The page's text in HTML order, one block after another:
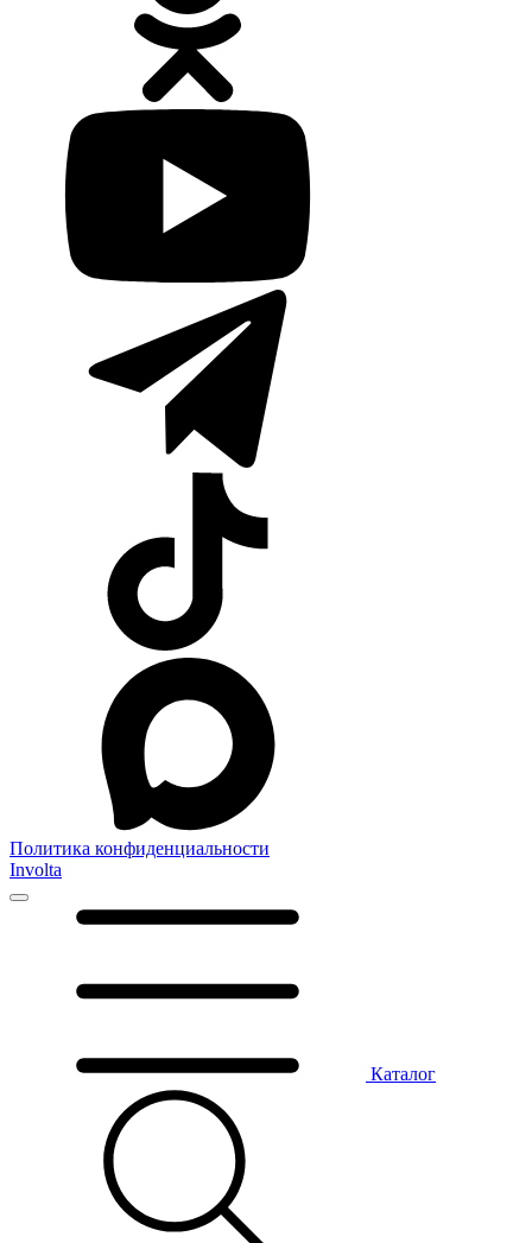
Политика конфиденциальности
Involta
Каталог